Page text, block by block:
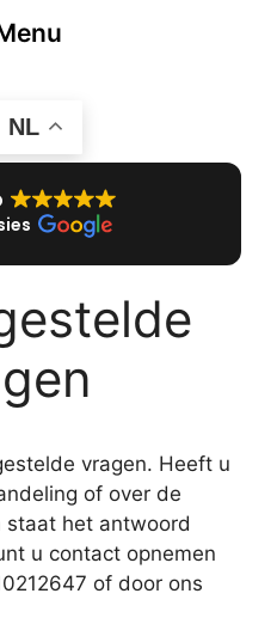
NL
vragen. Heeft u
of over de
staat het antwoord
u contact opnemen
of door ons